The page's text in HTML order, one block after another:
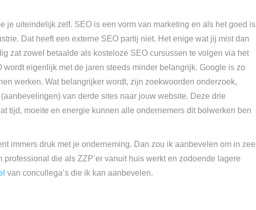
je uiteindelijk zelf. SEO is een vorm van marketing en als het goed is
Dat heeft een externe SEO partij niet. Het enige wat jij mist dan
zat zowel betaalde als kosteloze SEO cursussen te volgen via het
wordt eigenlijk met de jaren steeds minder belangrijk. Google is zo
werken. Wat belangrijker wordt, zijn zoekwoorden onderzoek,
van derde sites naar jouw website. Deze drie
tijd, moeite en energie kunnen alle ondernemers dit bolwerken ben
immers druk met je onderneming. Dan zou ik aanbevelen om in zee
die als ZZP’er vanuit huis werkt en zodoende lagere
van concullega’s die ik kan aanbevelen.